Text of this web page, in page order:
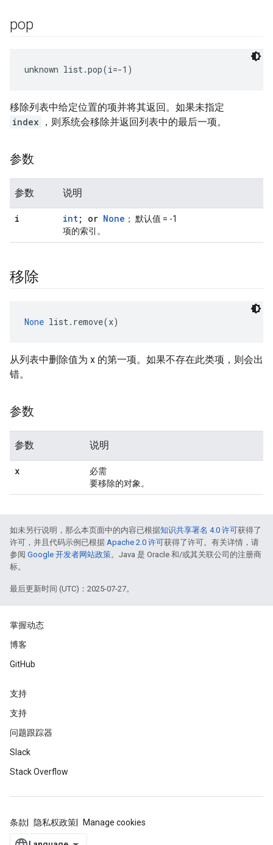
pop
unknown list.pop(i=-1)
移除列表中给定位置的项并将其返回。如果未指定
index
，则系统会移除并返回列表中的最后一项。
参数
参数 说明
i int; or None ； 默认值 = -1
项的索引。
移除
None list.remove(x)
从列表中删除值为 x 的第一项。如果不存在此类项，则会出
错。
参数
参数 说明
x
必需
要移除的对象。
如未另行说明，那么本页面中的内容已根据知识共享署名 4.0 许可获得了
许可，并且代码示例已根据 Apache 2.0 许可获得了许可。有关详情，请
参阅 Google 开发者网站政策。Java 是 Oracle 和/或其关联公司的注册商
标。
最后更新时间 (UTC)：2025-07-27。
掌握动态
博客
GitHub
支持
支持
问题跟踪器
Slack
Stack Overflow
条款 隐私权政策 Manage cookies